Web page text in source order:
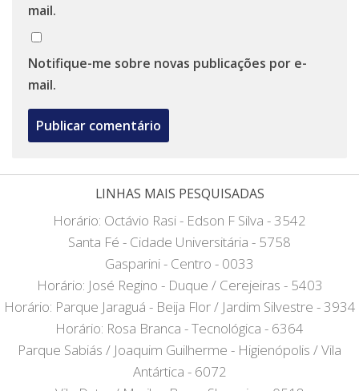
mail.
Notifique-me sobre novas publicações por e-
mail.
LINHAS MAIS PESQUISADAS
Horário: Octávio Rasi - Edson F Silva - 3542
Santa Fé - Cidade Universitária - 5758
Gasparini - Centro - 0033
Horário: José Regino - Duque / Cerejeiras - 5403
Horário: Parque Jaraguá - Beija Flor / Jardim Silvestre - 3934
Horário: Rosa Branca - Tecnológica - 6364
Parque Sabiás / Joaquim Guilherme - Higienópolis / Vila
Antártica - 6072